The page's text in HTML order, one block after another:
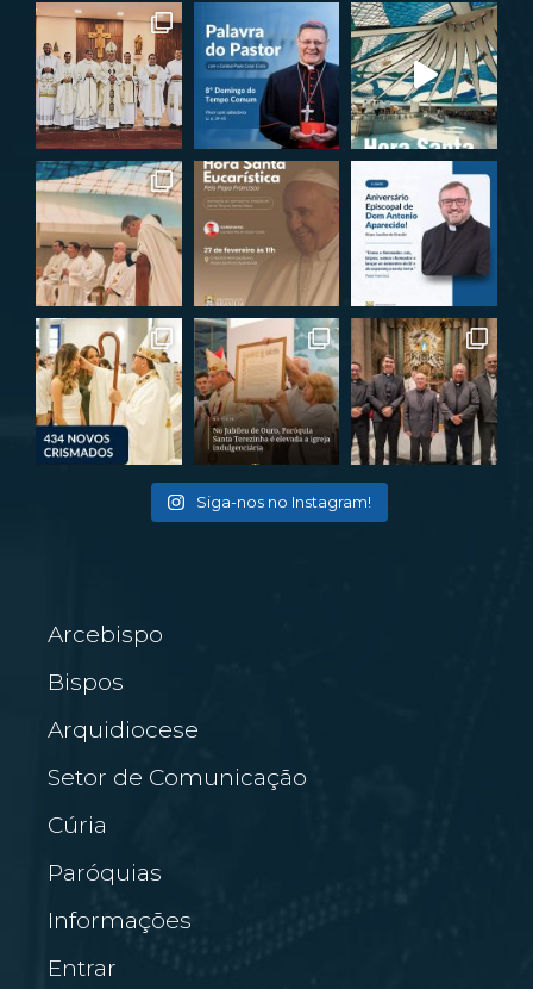
Siga-nos no Instagram!
Arcebispo
Bispos
Arquidiocese
Setor de Comunicação
Cúria
Paróquias
Informações
Entrar